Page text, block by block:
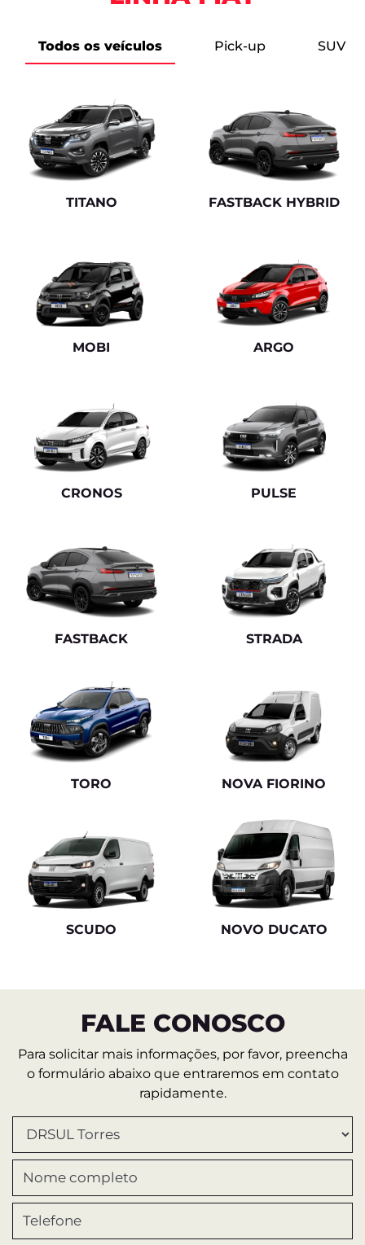
Todos os veículos Pick-up SUV
TITANO FASTBACK HYBRID
MOBI ARGO
CRONOS PULSE
FASTBACK STRADA
TORO NOVA FIORINO
SCUDO NOVO DUCATO
FALE CONOSCO
Para solicitar mais informações, por favor, preencha
o formulário abaixo que entraremos em contato
rapidamente.